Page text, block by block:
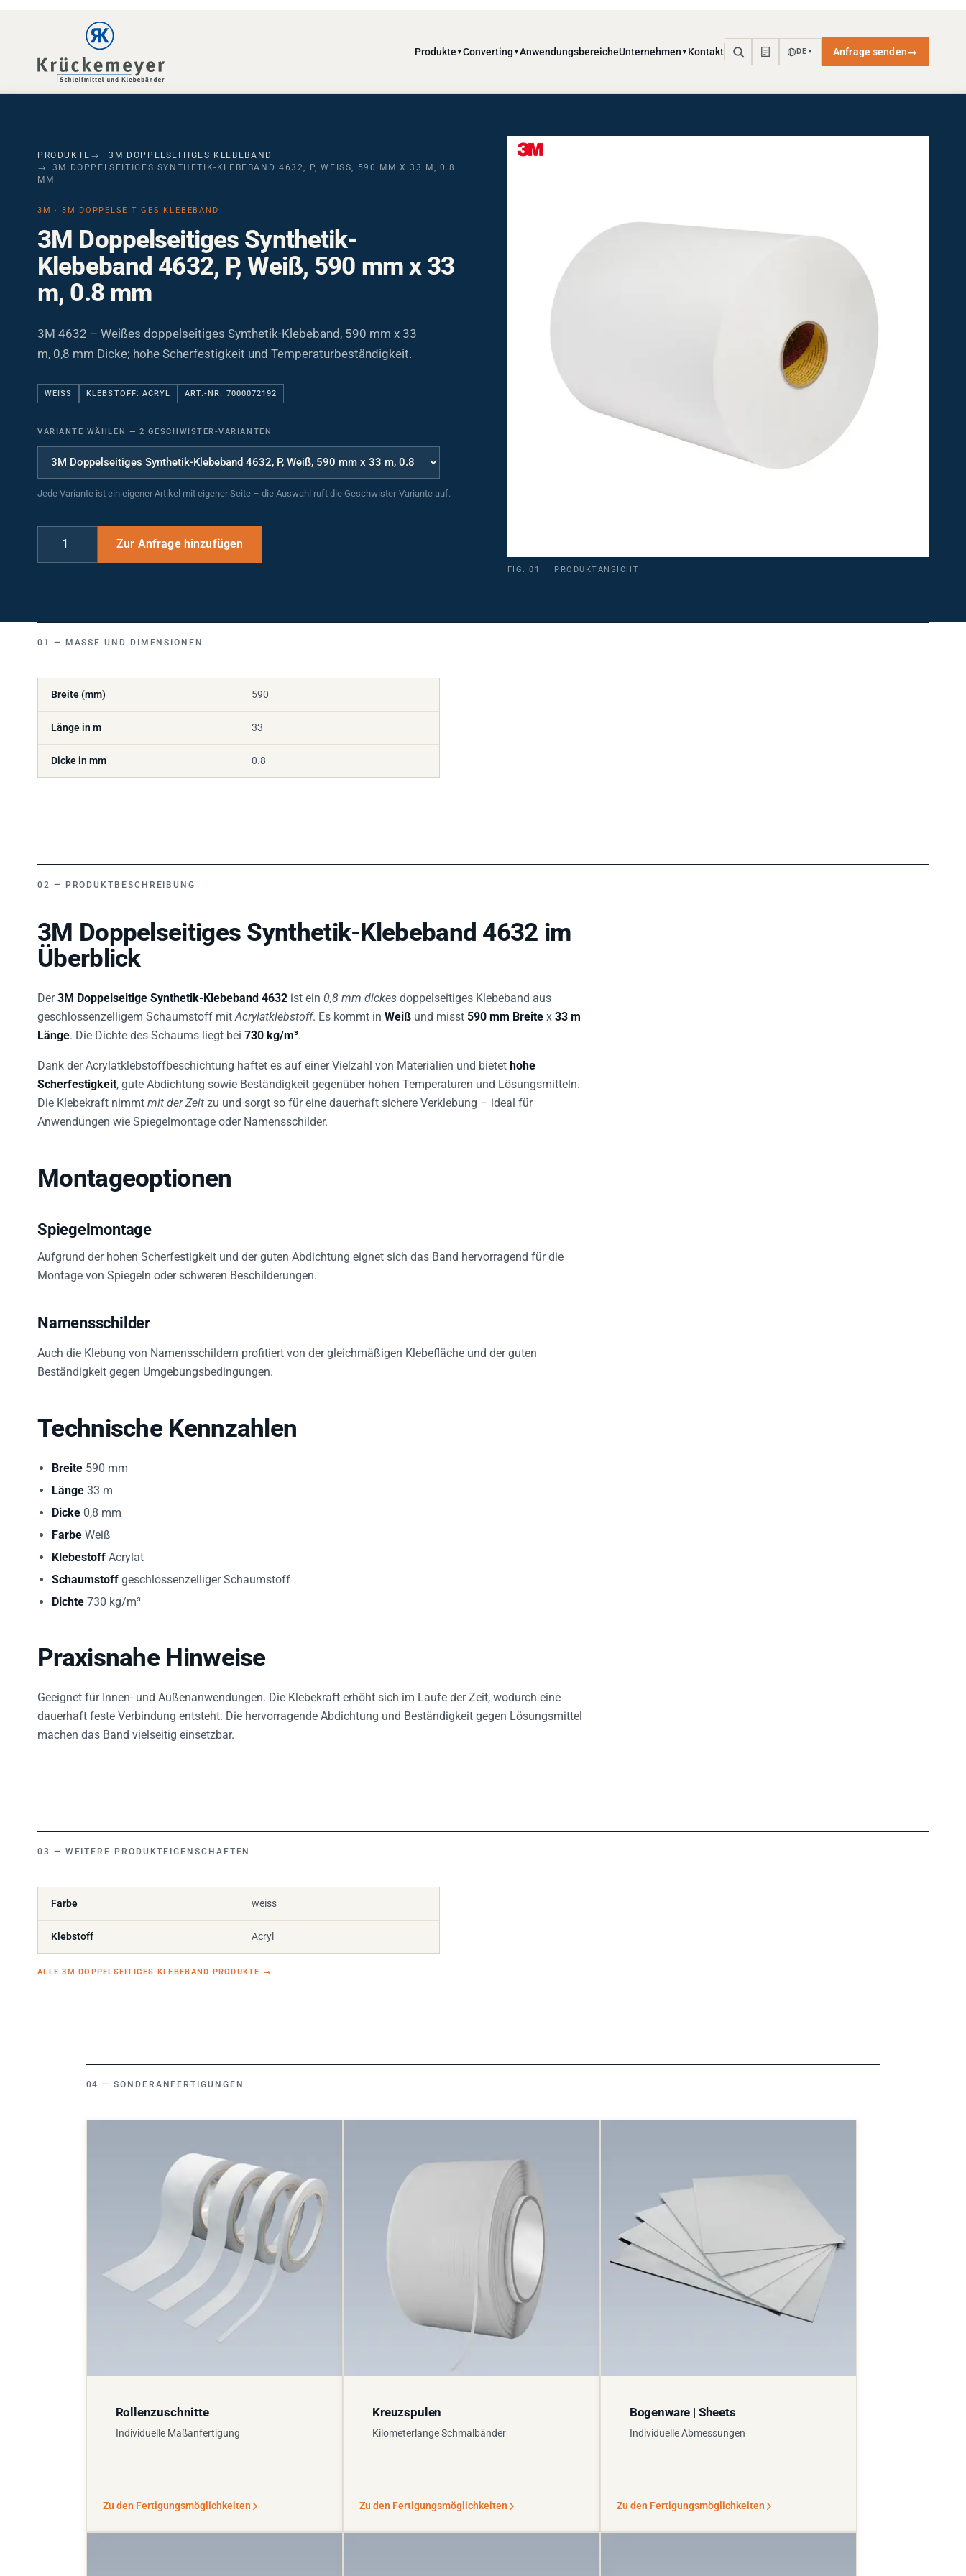
Kontakt DE
3M DOPPELSEITIGES SYNTHETIK-KLEBEBAND 4632, P, WEISS, 590 MM X 33 M, 0.8 M
M
3M Doppelseitiges Synthetik-
Klebeband 4632, P, Weiß, 590 mm x 33
m, 0.8 mm
3M 4632 – Weißes doppelseitiges Synthetik-Klebeband, 590 mm x 33
m, 0,8 mm Dicke; hohe Scherfestigkeit und Temperaturbeständigkeit.
WEISS KLEBSTOFF: ACRYL ART.-NR. 7000072192
VARIANTE WÄHLEN
Jede Variante ist ein eigener Artikel mit eigener Seite – die Auswahl ruft die Geschwister-Variante auf.
MASSE UND DIMENSIONEN
Breite (mm) 590
Länge in m 33
Dicke in mm 0.8
PRODUKTBESCHREIBUNG
3M Doppelseitiges Synthetik-Klebeband 4632 im
Überblick
Der3M Doppelseitige Synthetik-Klebeband 4632 ist ein 0,8 mm dickes doppelseitiges Klebeband aus
geschlossenzelligem Schaumstoff mit Acrylatklebstoff. Es kommt in Weiß und misst 590 mm Breite x 33 m
Länge . Die Dichte des Schaums liegt bei 730 kg/m³
Dank der Acrylatklebstoffbeschichtung haftet es auf einer Vielzahl von Materialien und bietet hohe
Scherfestigkeit , gute Abdichtung sowie Beständigkeit gegenüber hohen Temperaturen und Lösungsmitteln.
Die Klebekraft nimmt mit der Zeit zu und sorgt so für eine dauerhaft sichere Verklebung – ideal für
Anwendungen wie Spiegelmontage oder Namensschilder.
Montageoptionen
Spiegelmontage
Aufgrund der hohen Scherfestigkeit und der guten Abdichtung eignet sich das Band hervorragend für die
Montage von Spiegeln oder schweren Beschilderungen.
Namensschilder
Auch die Klebung von Namensschildern profitiert von der gleichmäßigen Klebefläche und der guten
Beständigkeit gegen Umgebungsbedingungen.
Technische Kennzahlen
Breite 590 mm
Länge 33 m
Dicke 0,8 mm
Farbe Weiß
Klebestoff Acrylat
Schaumstoff geschlossenzelliger Schaumstoff
Dichte 730 kg/m³
Praxisnahe Hinweise
Geeignet für Innen- und Außenanwendungen. Die Klebekraft erhöht sich im Laufe der Zeit, wodurch eine
dauerhaft feste Verbindung entsteht. Die hervorragende Abdichtung und Beständigkeit gegen Lösungsmittel
machen das Band vielseitig einsetzbar.
WEITERE PRODUKTEIGENSCHAFTEN
Farbe weiss
Klebstoff Acryl
SONDERANFERTIGUNGEN
Rollenzuschnitte
Individuelle Maßanfertigung
Zu den Fertigungsmöglichkeiten
Kreuzspulen
Kilometerlange Schmalbänder
Zu den Fertigungsmöglichkeiten
Bogenware | Sheets
Individuelle Abmessungen
Zu den Fertigungsmöglichkeiten